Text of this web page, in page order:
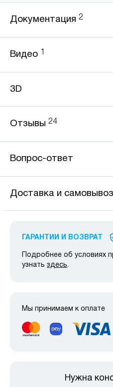
Документация 2
Видео
3D
Отзывы 24
Вопрос-ответ
Доставка и самовывоз
ГАРАНТИИ И ВОЗВРАТ
Подробнее об условиях
узнать здесь.
Мы принимаем к оплате
Нужна